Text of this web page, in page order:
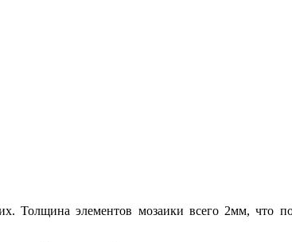
Толщина элементов мозаики всего 2мм, что